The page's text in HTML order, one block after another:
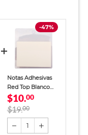
-47%
Notas Adhesivas
Red Top Blanco
Traslucido 100
hojas
$10.00
$19.00
1